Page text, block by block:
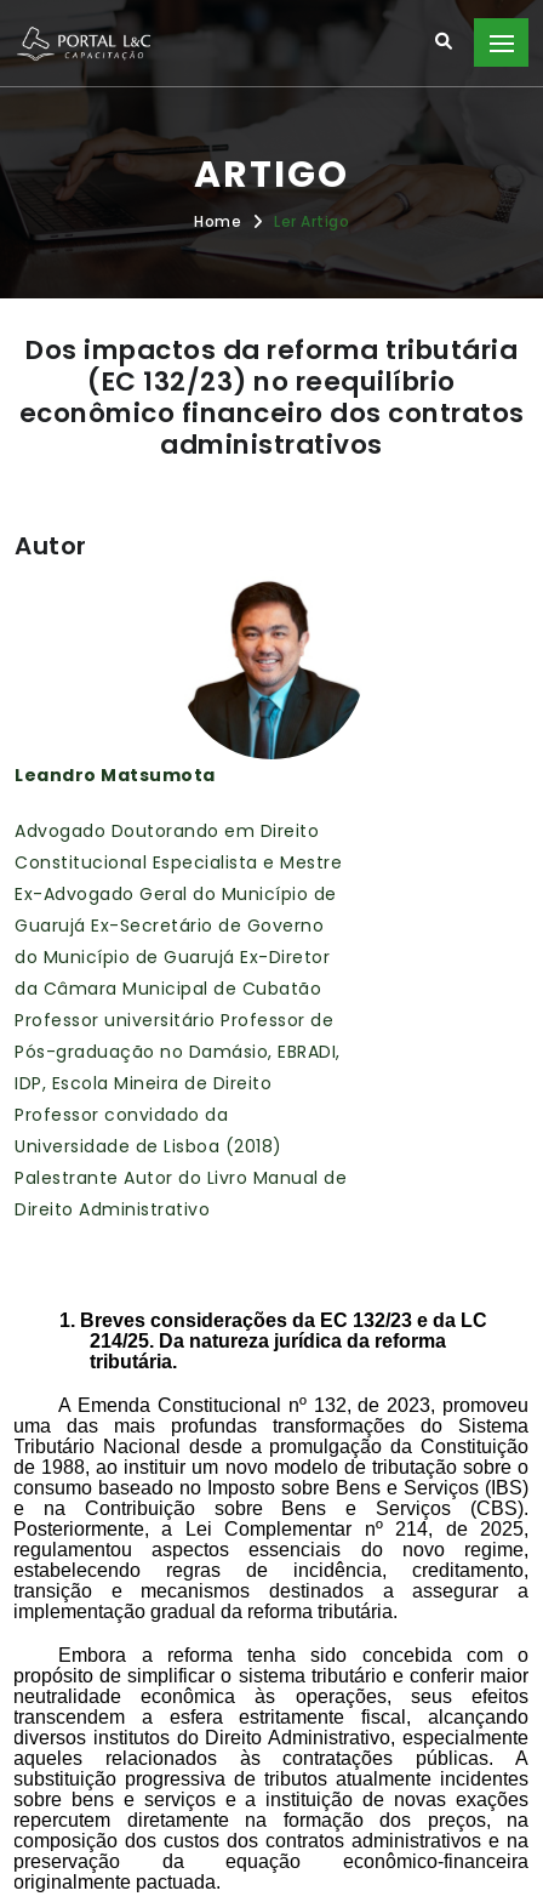
ARTIGO
Home Ler Artigo
Dos impactos da reforma tributária
(EC 132/23) no reequilíbrio
econômico financeiro dos contratos
administrativos
Autor
Leandro Matsumota
Advogado Doutorando em Direito
Constitucional Especialista e Mestre
Ex-Advogado Geral do Município de
Guarujá Ex-Secretário de Governo
do Município de Guarujá Ex-Diretor
da Câmara Municipal de Cubatão
Professor universitário Professor de
Pós-graduação no Damásio, EBRADI,
IDP, Escola Mineira de Direito
Professor convidado da
Universidade de Lisboa (2018)
Palestrante Autor do Livro Manual de
Direito Administrativo